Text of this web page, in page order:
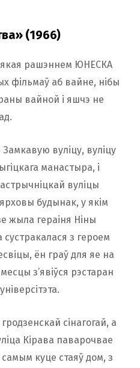
(1966)
якая рашэннем ЮНЕСКА
фільмаў аб вайне, нібы
вайной і яшчэ не
вуліцу, вуліцу
манастыра, і
вуліцы
будынак, у якім
жыла гераіня Ніны
з героем
ён граў для яе на
з’явіўся рэстаран
сінагогай, а
Кірава паварочвае
куце стаяў дом, з